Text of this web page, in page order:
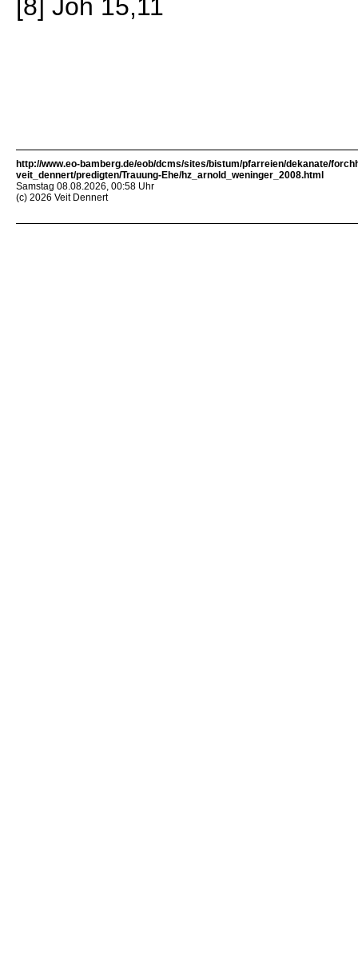
[8] Joh 15,11
http://www.eo-bamberg.de/eob/dcms/sites/bistum/pfarreien/dekanate/
veit_dennert/predigten/Trauung-Ehe/hz_arnold_weninger_2008.html
Samstag 08.08.2026, 00:58 Uhr
(c) 2026 Veit Dennert